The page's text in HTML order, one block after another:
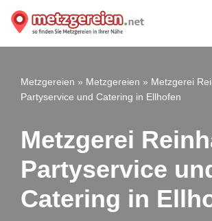
Zum
Metzgereien » Metzgereien » Metzgerei
Partyservice und Catering in Ellhofen
Metzgerei
Partyservice
Catering in